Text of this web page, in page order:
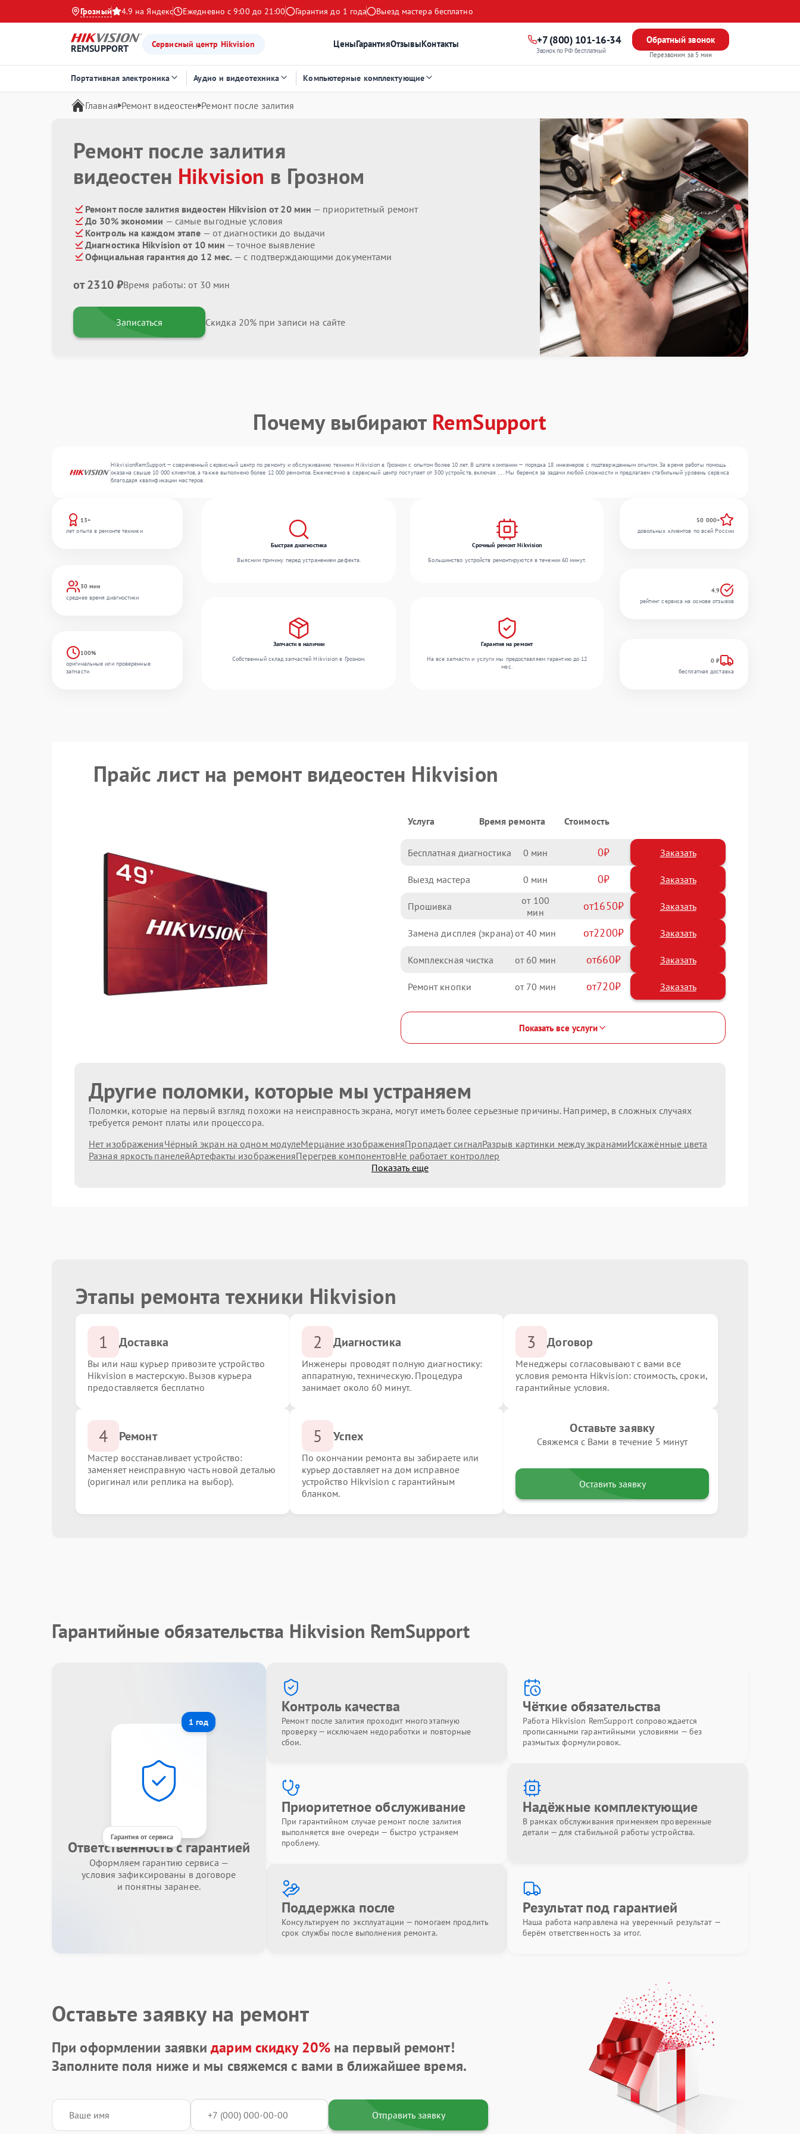
Грозный 4.9 на Яндекс Ежедневно с 9:00 до 21:00 Гарантия до 1 года Выезд мастера бесплатно
REMSUPPORT Сервисный центр Hikvision ЦеныГарантияОтзывыКонтакты +7 (800) 101-16-34
Звонок по РФ бесплатный
Обратный звонок
Перезвоним за 5 мин
Портативная электроника Аудио и видеотехника Компьютерные комплектующие
Главная Ремонт видеостен Ремонт после залития
Ремонт после залития
видеостен Hikvision в Грозном
Ремонт после залития видеостен Hikvision от 20 мин — приоритетный ремонт
До 30% экономии — самые выгодные условия
Контроль на каждом этапе — от диагностики до выдачи
Диагностика Hikvision от 10 мин — точное выявление
Официальная гарантия до 12 мес. — с подтверждающими документами
от 2310 ₽Время работы: от 30 мин
Записаться Скидка 20% при записи на сайте
Почему выбирают RemSupport
HikvisionRemSupport — современный сервисный центр по ремонту и обслуживанию техники Hikvision в Грозном с опытом более 10 лет. В штате компании — порядка 18 инженеров с подтвержденным опытом. За время работы помощь
оказана свыше 10 000 клиентов, а также выполнено более 12 000 ремонтов. Ежемесячно в сервисный центр поступает от 300 устройств, включая , , . Мы беремся за задачи любой сложности и предлагаем стабильный уровень сервиса
благодаря квалификации мастеров.
13+
лет опыта в ремонте техники
30 мин
среднее время диагностики
100%
оригинальные или проверенные
запчасти
Быстрая диагностика
Выясним причину перед устранением дефекта.
Срочный ремонт Hikvision
Большинство устройств ремонтируются в течении 60 минут.
Запчасти в наличии
Собственный склад запчастей Hikvision в Грозном.
Гарантия на ремонт
На все запчасти и услуги мы предоставляем гарантию до 12
мес.
50 000+
довольных клиентов по всей России
4.9
рейтинг сервиса на основе отзывов
0 ₽
бесплатная доставка
Прайс лист на ремонт видеостен Hikvision
Услуга Время ремонта Стоимость
Бесплатная диагностика 0 0 Заказать
Выезд мастера 0 0 Заказать
Прошивка 100 1650
Замена дисплея (экрана) 40 2200
Комплексная чистка 60 660
Ремонт кнопки 70 720
Показать все услуги
Другие поломки, которые мы устраняем
Поломки, которые на первый взгляд похожи на неисправность экрана, могут иметь более серьезные причины. Например, в сложных случаях
требуется ремонт платы или процессора.
Нет изображенияЧёрный экран на одном модулеМерцание изображенияПропадает сигналРазрыв картинки между экранамиИскажённые цвета
Разная яркость панелейАртефакты изображенияПерегрев компонентовНе работает контроллер
Показать еще
Этапы ремонта техники Hikvision
1 Доставка
Вы или наш курьер привозите устройство
Hikvision в мастерскую. Вызов курьера
предоставляется бесплатно
2 Диагностика
Инженеры проводят полную диагностику:
аппаратную, техническую. Процедура
занимает около 60 минут.
3 Договор
Менеджеры согласовывают с вами все
условия ремонта Hikvision: стоимость, сроки,
гарантийные условия.
4 Ремонт
Мастер восстанавливает устройство:
заменяет неисправную часть новой деталью
(оригинал или реплика на выбор).
5 Успех
По окончании ремонта вы забираете или
курьер доставляет на дом исправное
устройство Hikvision с гарантийным
бланком.
Оставьте заявку
Свяжемся с Вами в течение 5 минут
Оставить заявку
Гарантийные обязательства Hikvision RemSupport
1 год
Гарантия от сервиса
Ответственность с гарантией
Оформляем гарантию сервиса —
условия зафиксированы в договоре
и понятны заранее.
Контроль качества
Ремонт после залития проходит многоэтапную
проверку — исключаем недоработки и повторные
сбои.
Чёткие обязательства
Работа Hikvision RemSupport сопровождается
прописанными гарантийными условиями — без
размытых формулировок.
Приоритетное обслуживание
При гарантийном случае ремонт после залития
выполняется вне очереди — быстро устраняем
проблему.
Надёжные комплектующие
В рамках обслуживания применяем проверенные
детали — для стабильной работы устройства.
Поддержка после
Консультируем по эксплуатации — помогаем продлить
срок службы после выполнения ремонта.
Результат под гарантией
Наша работа направлена на уверенный результат —
берём ответственность за итог.
Оставьте заявку на ремонт
При оформлении заявкидарим скидку 20%на первый ремонт!
Заполните поля ниже и мы свяжемся с вами в ближайшее время.
Отправить заявку